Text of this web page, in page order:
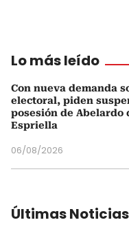
Lo más leído
Con nueva demanda
electoral, piden
posesión de Abelardo
Espriella
06/08/2026
Últimas Noticias